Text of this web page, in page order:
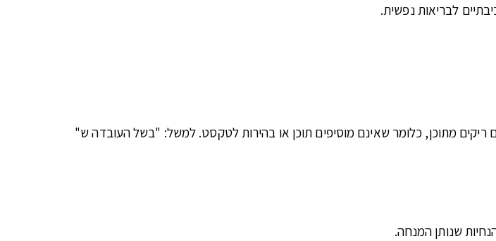
לבריאות נפשית.
ריקים מתוכן, כלומר שאינם מוסיפים תוכן או בהירות לטקסט. למשל: "בשל העובדה ש"
שנותן המנחה.